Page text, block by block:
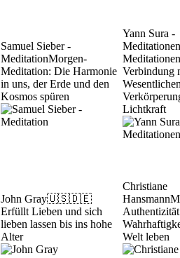
Samuel Sieber -
MeditationMorgen-
Meditation: Die Harmonie
in uns, der Erde und den
Kosmos spüren
Yann Sura -
Meditationen
Verbindung
Lichtkraft
John Gray🇺🇸🇩🇪
Erfüllt Lieben und sich
lieben lassen bis ins hohe
Alter
Christiane
Hansmann
Welt leben